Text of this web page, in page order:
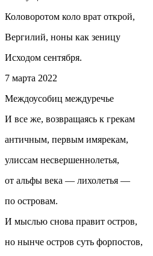
Коловоротом коло врат открой,
Вергилий, ноны как зеницу
Исходом сентября.
7 марта 2022
Междоусобиц междуречье
И все же, возвращаясь к грекам
античным, первым имярекам,
улиссам несвершеннолетья,
от альфы века — лихолетья —
по островам.
И мыслью снова правит остров,
но нынче остров суть форпостов,